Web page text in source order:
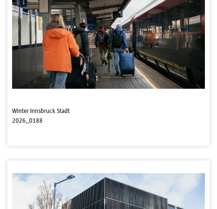
Winter Innsbruck Stadt
2026_0188